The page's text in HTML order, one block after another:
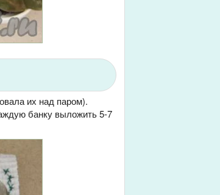
их над паром).
банку выложить 5-7